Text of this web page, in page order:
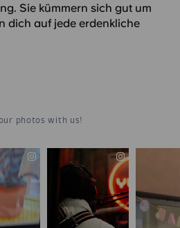
Sie kümmern sich gut um
dich auf jede erdenkliche